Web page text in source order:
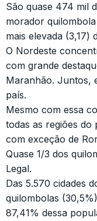
São quase 474 mil
morador
mais elevada (3,17)
O Nordeste
com grande
Maranhão. Juntos,
país.
Mesmo com essa
todas as regiões do
com exceção de
Quase 1/3 dos
Legal.
Das 5.570 cidades
quilombolas
87,41% dessa